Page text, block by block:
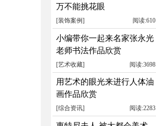
万不能挑花眼
[装饰案例] 阅读:610
小编带你一起来名家张永光
老师书法作品欣赏
[艺术收藏] 阅读:3698
用艺术的眼光来进行人体油
画作品欣赏
[综合资讯] 阅读:2283